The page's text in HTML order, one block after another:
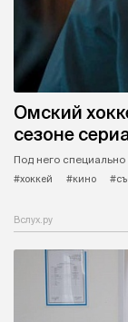
Омский
сезоне
Под него специально
#хоккей
#кино
Вслух.ру